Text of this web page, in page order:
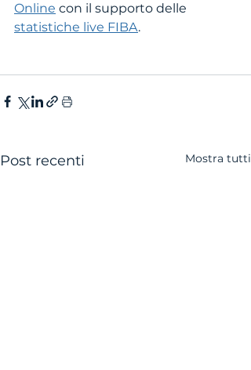
Online con il supporto delle
statistiche live FIBA.
Post recenti Mostra tutti